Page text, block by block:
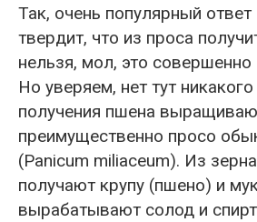
Так, очень популярный ответ
твердит, что из проса
нельзя, мол, это
Но уверяем, нет тут
получения пшена
преимущественно просо
(Panicum miliaceum). Из
получают крупу (пшено) и
вырабатывают солод и